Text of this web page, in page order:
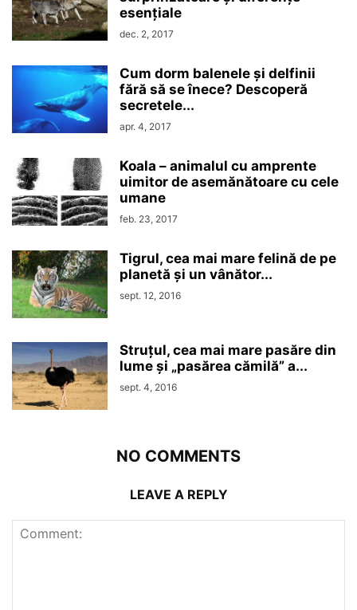
esențiale
dec. 2, 2017
Cum dorm balenele și delfinii
fără să se înece? Descoperă
secretele...
apr. 4, 2017
Koala – animalul cu amprente
uimitor de asemănătoare cu cele
umane
feb. 23, 2017
Tigrul, cea mai mare felină de pe
planetă și un vânător...
sept. 12, 2016
Struțul, cea mai mare pasăre din
lume și „pasărea cămilă” a...
sept. 4, 2016
NO COMMENTS
LEAVE A REPLY